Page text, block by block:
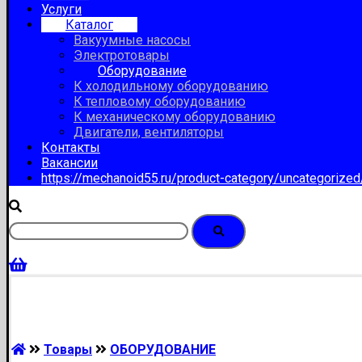
Услуги
Каталог
Вакуумные насосы
Электротовары
Оборудование
К холодильному оборудованию
К тепловому оборудованию
К механическому оборудованию
Двигатели, вентиляторы
Контакты
Вакансии
https://mechanoid55.ru/product-category/
Товары ОБОРУДОВАНИЕ